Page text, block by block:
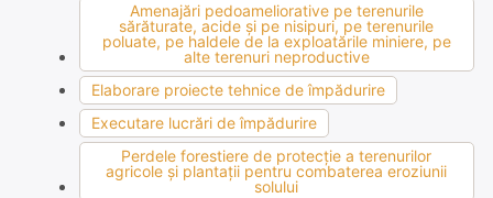
Amenajări pedoameliorative pe terenurile
sărăturate, acide şi pe nisipuri, pe terenurile
poluate, pe haldele de la exploatările miniere, pe
alte terenuri neproductive
Elaborare proiecte tehnice de împădurire
Executare lucrări de împădurire
Perdele forestiere de protecţie a terenurilor
agricole şi plantaţii pentru combaterea eroziunii
solului